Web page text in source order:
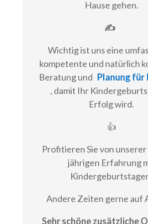
Hause gehen.
✍
Wichtig ist uns eine
kompetente und natürlich
Beratung und Planung für
, damit Ihr
Erfolg wird.
👍
Profitieren Sie von
jährigen Erfahrung
Andere Zeiten gerne auf
Sehr schöne zusätzliche